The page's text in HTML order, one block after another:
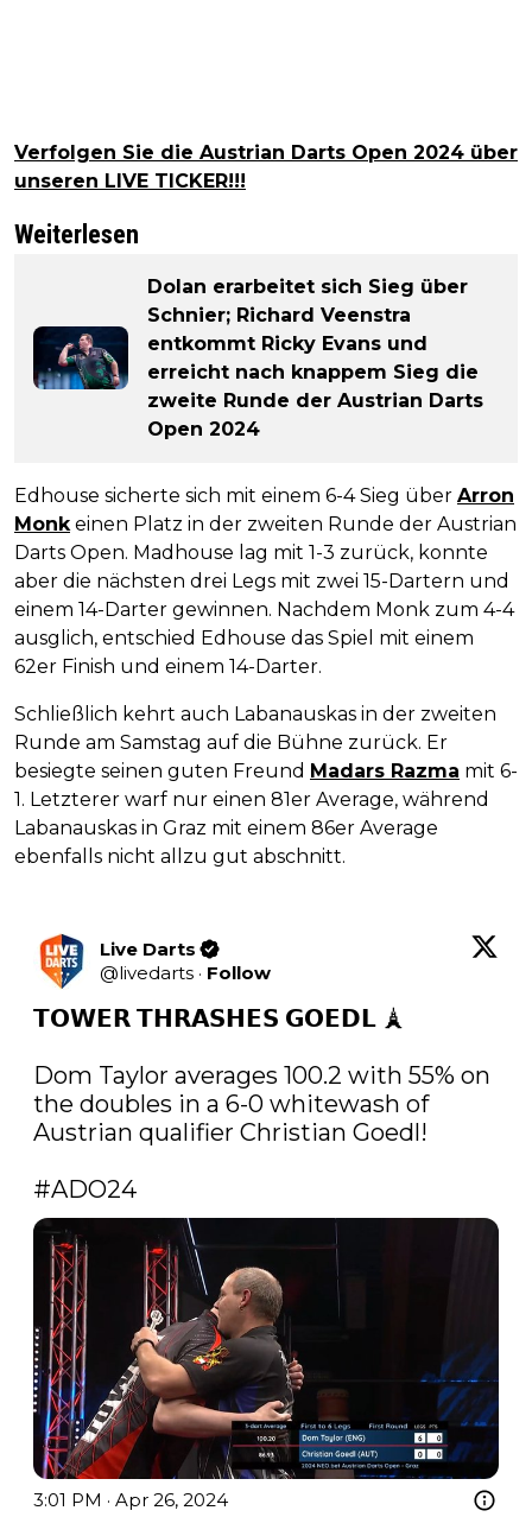
Verfolgen Sie die Austrian Darts Open 2024 über
unseren LIVE TICKER!!!
Weiterlesen
Dolan erarbeitet sich Sieg über
Schnier; Richard Veenstra
entkommt Ricky Evans und
erreicht nach knappem Sieg die
zweite Runde der Austrian Darts
Open 2024
Edhouse sicherte sich mit einem 6-4 Sieg über Arron
Monk einen Platz in der zweiten Runde der Austrian
Darts Open. Madhouse lag mit 1-3 zurück, konnte
aber die nächsten drei Legs mit zwei 15-Dartern und
einem 14-Darter gewinnen. Nachdem Monk zum 4-4
ausglich, entschied Edhouse das Spiel mit einem
62er Finish und einem 14-Darter.
Schließlich kehrt auch Labanauskas in der zweiten
Runde am Samstag auf die Bühne zurück. Er
besiegte seinen guten Freund Madars Razma mit 6-
1. Letzterer warf nur einen 81er Average, während
Labanauskas in Graz mit einem 86er Average
ebenfalls nicht allzu gut abschnitt.
Live Darts
@livedarts · Follow
𝗧𝗢𝗪𝗘𝗥 𝗧𝗛𝗥𝗔𝗦𝗛𝗘𝗦 𝗚𝗢𝗘𝗗𝗟 🗼
Dom Taylor averages 100.2 with 55% on
the doubles in a 6-0 whitewash of
Austrian qualifier Christian Goedl!
#ADO24
3:01 PM · Apr 26, 2024